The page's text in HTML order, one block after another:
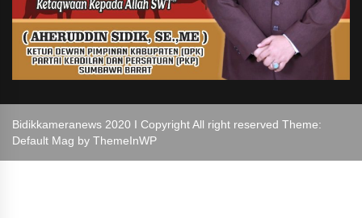
Bidikkameranews 2020 I Copyright All right reserved Theme:
Default Mag by ThemeInWP